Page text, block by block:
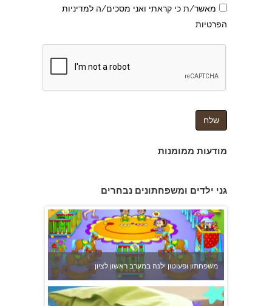
מאשר/ת כי קראתי ואני מסכים/ה למדיניות
הפרטיות
מודעות ממומנות
גני ילדים ומשפחתונים נבחרים
משפחתון ופעוטון ילנה במערב ראשון לציון